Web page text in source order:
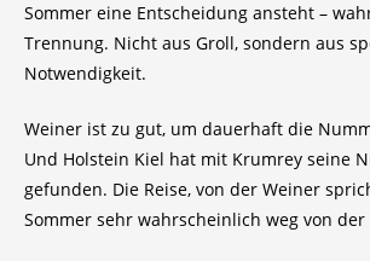
Sommer eine Entscheidung ansteht –
Trennung. Nicht aus Groll, sondern aus
Notwendigkeit.
Weiner ist zu gut, um dauerhaft die
Und Holstein Kiel hat mit Krumrey seine
gefunden. Die Reise, von der Weiner
Sommer sehr wahrscheinlich weg von